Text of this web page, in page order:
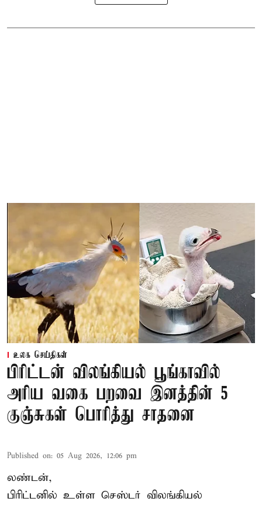
உலக செய்திகள்
பிரிட்டன் விலங்கியல் பூங்காவில்
அரிய வகை பறவை இனத்தின் 5
குஞ்சுகள் பொரித்து சாதனை
Published on: 05 Aug 2026, 12:06 pm
லண்டன்,
பிரிட்டனில் உள்ள செஸ்டர் விலங்கியல்